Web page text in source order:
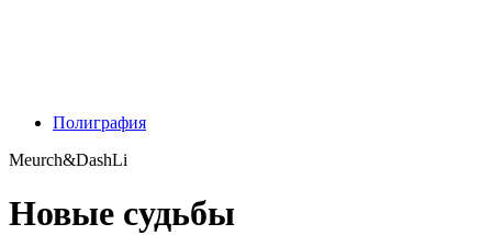
Полиграфия
Meurch&DashLi
Новые судьбы